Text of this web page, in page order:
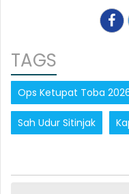
TAGS
Ops Ketupat Toba
Sah Udur Sitinjak